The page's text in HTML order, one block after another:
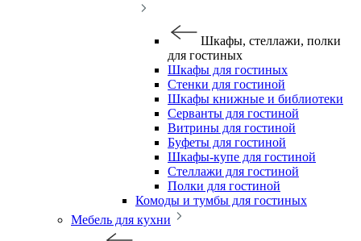
Шкафы, стеллажи, полки
для гостиных
Шкафы для гостиных
Стенки для гостиной
Шкафы книжные и библиотеки
Серванты для гостиной
Витрины для гостиной
Буфеты для гостиной
Шкафы-купе для гостиной
Стеллажи для гостиной
Полки для гостиной
Комоды и тумбы для гостиных
Мебель для кухни